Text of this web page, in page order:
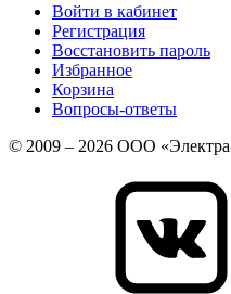
Войти в кабинет
Регистрация
Восстановить пароль
Избранное
Корзина
Вопросы-ответы
© 2009 – 2026 ООО